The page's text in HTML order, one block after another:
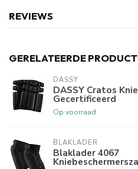
REVIEWS
GERELATEERDE
DASSY
DASSY Cratos
Gecertificeerd
Op voorraad
BLAKLADER
Blaklader 4067